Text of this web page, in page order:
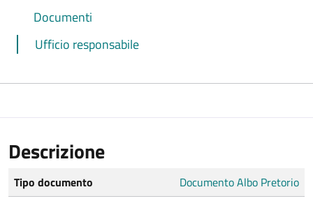
Documenti
Ufficio responsabile
Descrizione
Tipo documento
Documento Albo Pretorio